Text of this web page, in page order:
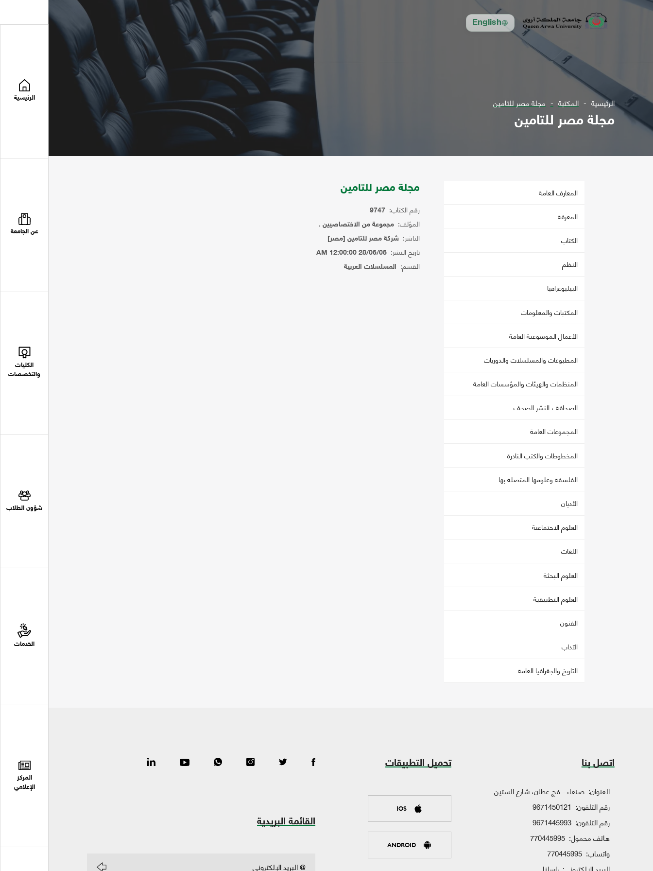
English
الرئيسية
عن الجامعة
الكليات
والتخصصات
شؤون الطلاب
الخدمات
المركز
الإعلامي
الرئيسية المكتبة مجلة مصر للتامين
مجلة مصر للتامين
المعارف العامة
المعرفة
الكتاب
النظم
البيليوغرافيا
المكتبات والمعلومات
الأعمال الموسوعية العامة
المطبوعات والمسلسلات والدوريات
المنظمات والهيئات والمؤسسات العامة
الصحافة ، النشر الصحف
المجموعات العامة
المخطوطات والكتب النادرة
الفلسفة وعلومها المتصلة بها
الأديان
العلوم الاجتماعية
اللغات
العلوم البحثة
العلوم التطبيقية
الفنون
الآداب
التاريخ والجغرافيا العامة
مجلة مصر للتامين
رقم الكتاب: 9747
المؤلف: مجموعة من الاختصاصيين .
الناشر: شركة مصر للتامين [مصر]
تاريخ النشر: 28/06/05 12:00:00 AM
القسم: المسلسلات العربية
اتصل بنا
العنوان: صنعاء - فج عطان، شارع الستين
رقم التلفون: 9671450121
رقم التلفون: 9671445993
هاتف محمول: 770445995
واتساب: 770445995
تحميل التطبيقات
IOS
ANDROID
القائمة البريدية